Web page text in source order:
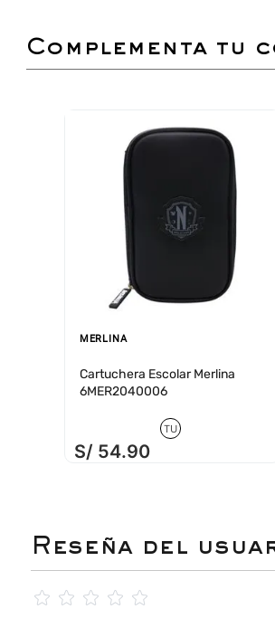
Ideal para niñas y fans
complementa tu
MERLINA
Cartuchera Escolar Merlina
6MER2040006
TU
S/ 54.90
☆ ☆ ☆ ☆ ☆